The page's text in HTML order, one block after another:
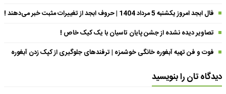
فال ابجد امروز یکشنبه 5 مرداد 1404 | حروف ابجد از تغییرات مثبت خبر می‌دهند !
تصاویر دیده نشده از جشن پایان تاسیان با یک کیک خاص !
فوت و فن تهیه آبغوره خانگی خوشمزه | ترفندهای جلوگیری از کپک زدن آبغوره
دیدگاه تان را بنویسید